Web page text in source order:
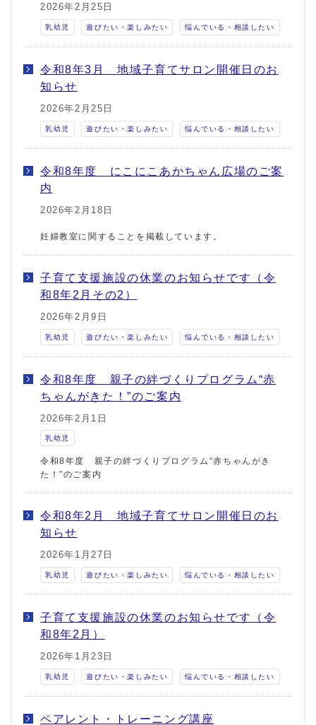
2026年2月25日
乳幼児 遊びたい・楽しみたい 悩んでいる・相談したい
令和8年3月 地域子育てサロン開催日のお
知らせ
2026年2月25日
乳幼児 遊びたい・楽しみたい 悩んでいる・相談したい
令和8年度 にこにこあかちゃん広場のご案
内
2026年2月18日
妊婦教室に関することを掲載しています。
子育て支援施設の休業のお知らせです（令
和8年2月その2）
2026年2月9日
乳幼児 遊びたい・楽しみたい 悩んでいる・相談したい
令和8年度 親子の絆づくりプログラム“赤
ちゃんがきた！”のご案内
2026年2月1日
乳幼児
令和8年度 親子の絆づくりプログラム“赤ちゃんがき
た！”のご案内
令和8年2月 地域子育てサロン開催日のお
知らせ
2026年1月27日
乳幼児 遊びたい・楽しみたい 悩んでいる・相談したい
子育て支援施設の休業のお知らせです（令
和8年2月）
2026年1月23日
乳幼児 遊びたい・楽しみたい 悩んでいる・相談したい
ペアレント・トレーニング講座